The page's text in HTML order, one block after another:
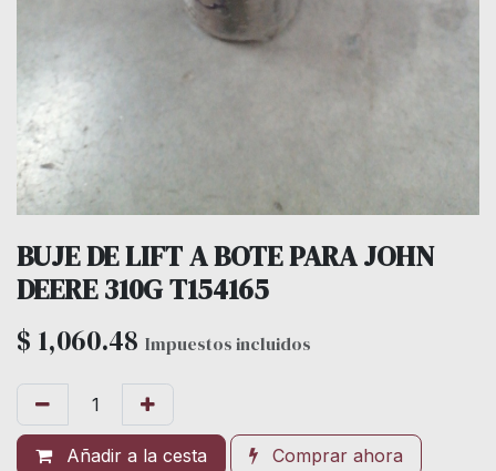
BUJE DE LIFT A BOTE PARA JOHN
DEERE 310G T154165
$ 1,060.48 Impuestos incluidos
Añadir a la cesta Comprar ahora